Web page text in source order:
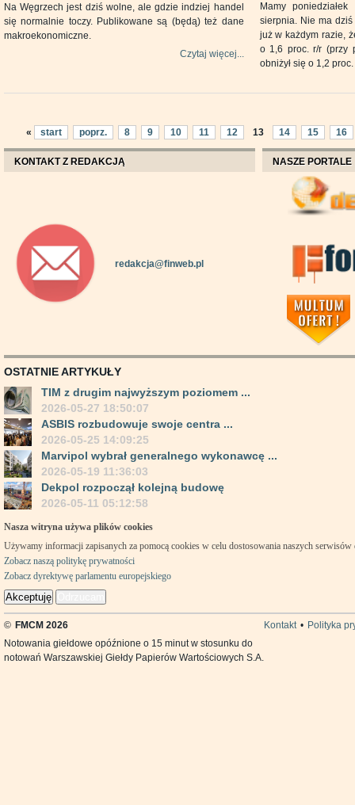
Na Węgrzech jest dziś wolne, ale gdzie indziej handel
się normalnie toczy. Publikowane są (będą) też dane
makroekonomiczne.
Czytaj więcej...
Mamy
sierpnia. Nie ma
już w każdym razie,
o 1,6 proc. r/r (przy
obniżył się o 1,2
« start poprz. 8 9 10 11 12 13 14 15 16
KONTAKT Z REDAKCJĄ
redakcja@finweb.pl
NASZE PORTALE
OSTATNIE ARTYKUŁY
TIM z drugim najwyższym poziomem ...
2026-05-27 18:50:07
ASBIS rozbudowuje swoje centra ...
2026-05-25 14:09:25
Marvipol wybrał generalnego wykonawcę ...
2026-05-19 11:36:03
Dekpol rozpoczął kolejną budowę
2026-05-11 05:12:58
Nasza witryna używa plików cookies
Używamy informacji zapisanych za pomocą cookies w celu dostosowania naszych
Zobacz naszą politykę prywatności
Zobacz dyrektywę parlamentu europejskiego
Akceptuję
© FMCM 2026 Kontakt • Polityka
Notowania giełdowe opóźnione o 15 minut w stosunku do
notowań Warszawskiej Giełdy Papierów Wartościowych S.A.